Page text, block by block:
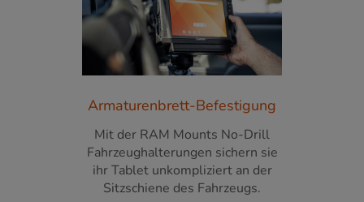
Armaturenbrett-Befestigung
Mit der RAM Mounts No-Drill
Fahrzeughalterungen sichern sie
ihr Tablet unkompliziert an der
Sitzschiene des Fahrzeugs.